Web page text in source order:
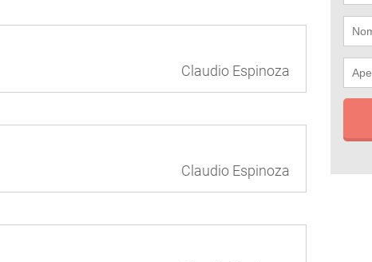
Claudio Espinoza
Claudio Espinoza